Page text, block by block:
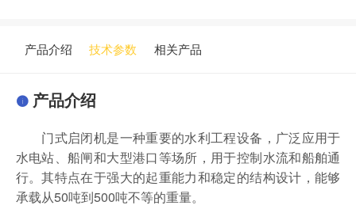
产品介绍 技术参数 相关产品
产品介绍
门式启闭机是一种重要的水利工程设备，广泛应用于
水电站、船闸和大型港口等场所，用于控制水流和船舶通
行。其特点在于强大的起重能力和稳定的结构设计，能够
承载从50吨到500吨不等的重量。